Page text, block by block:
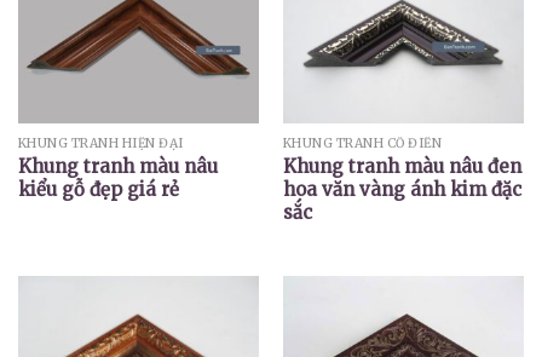
KHUNG TRANH HIỆN ĐẠI
Khung tranh màu nâu
kiểu gỗ đẹp giá rẻ
KHUNG TRANH CỔ ĐIỂN
Khung tranh màu nâu đen
hoa văn vàng ánh kim đặc
sắc